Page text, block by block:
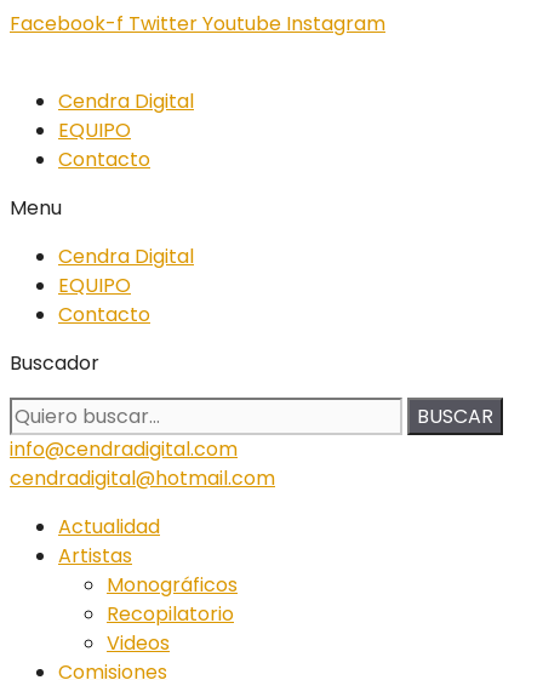
Facebook-f TwitterYoutube Instagram
Cendra Digital
EQUIPO
Contacto
Menu
Cendra Digital
EQUIPO
Contacto
Buscador
BUSCAR
info@cendradigital.com
cendradigital@hotmail.com
Actualidad
Artistas
Monográficos
Recopilatorio
Videos
Comisiones